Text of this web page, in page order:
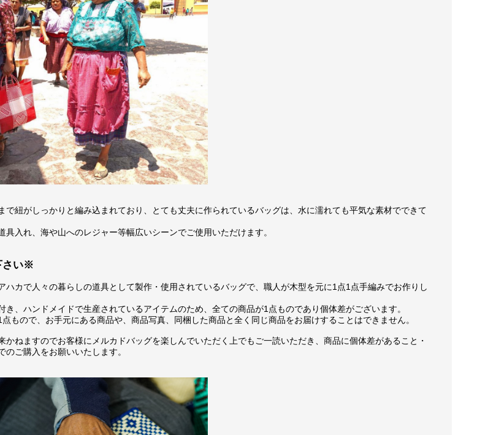
で紐がしっかりと編み込まれており、とても丈夫に作られているバッグは、水に濡れても平気な素材でできて
具入れ、海や山へのレジャー等幅広いシーンでご使用いただけます。
さい※
ハカで人々の暮らしの道具として製作・使用されているバッグで、職人が木型を元に1点1点手編みでお作りし
き、ハンドメイドで生産されているアイテムのため、全ての商品が1点ものであり個体差がございます。
もので、お手元にある商品や、商品写真、同梱した商品と全く同じ商品をお届けすることはできません。
かねますのでお客様にメルカドバッグを楽しんでいただく上でもご一読いただき、商品に個体差があること・
ご購入をお願いいたします。